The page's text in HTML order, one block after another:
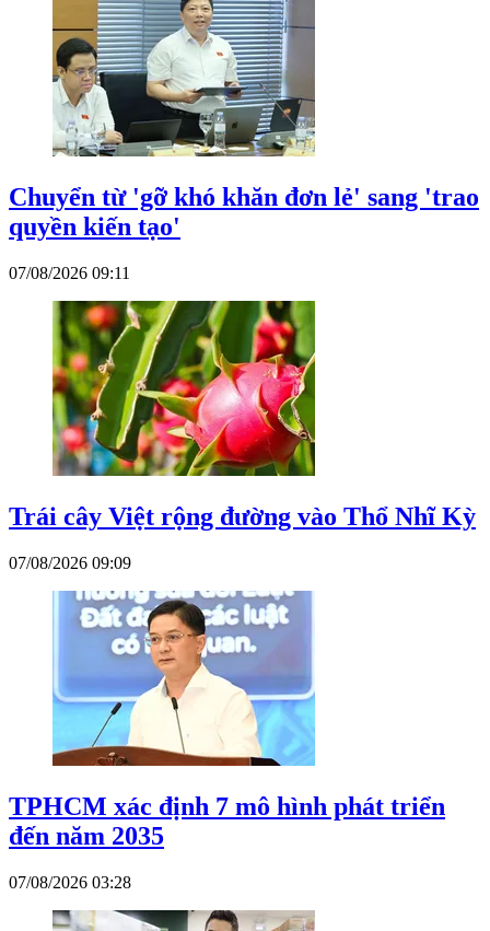
Chuyển từ 'gỡ khó khăn đơn lẻ' sang 'trao
quyền kiến tạo'
07/08/2026 09:11
Trái cây Việt rộng đường vào Thổ Nhĩ Kỳ
07/08/2026 09:09
TPHCM xác định 7 mô hình phát triển
đến năm 2035
07/08/2026 03:28